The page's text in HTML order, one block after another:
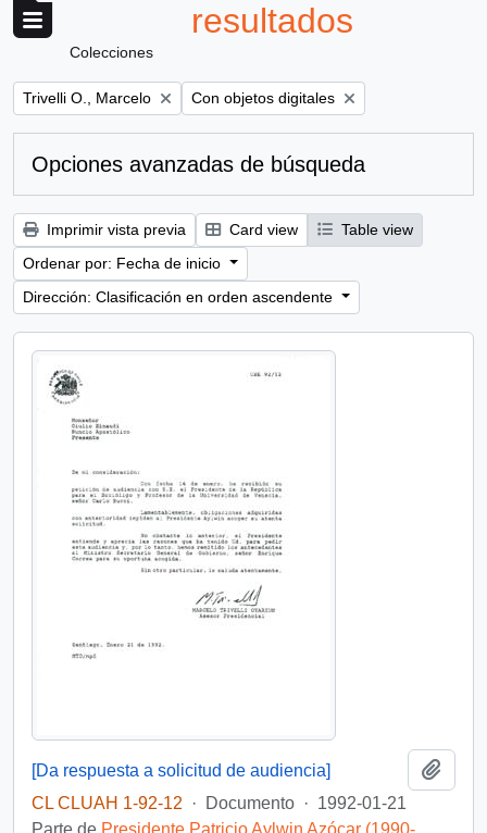
resultados
Colecciones
Remove filter:
Trivelli O., Marcelo Remove filter:
Con objetos digitales
Opciones avanzadas de búsqueda
Imprimir vista previa Card view
Table view
Ordenar por: Fecha de inicio
Dirección: Clasificación en orden ascendente
[Da respuesta a solicitud de audiencia]
CL CLUAH 1-92-12
· Documento · 1992-01-21
Parte de Presidente Patricio Aylwin Azócar (1990-